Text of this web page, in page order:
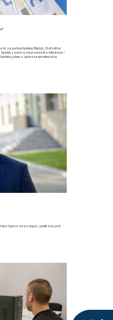
br. na portalu Opolska360.pl pt. „Prof. Lothar
Ogioldy zawiera nieprawdziwe informacje i
pismo z żądaniem sprostowania
będzie coraz więcej – podkreśla prof.